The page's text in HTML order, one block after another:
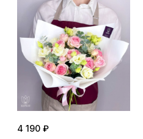
4 190 ₽